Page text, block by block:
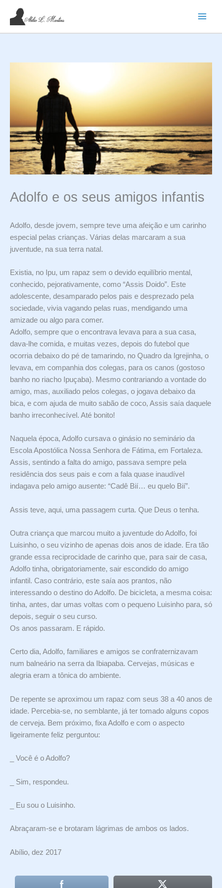
para
Adolfo e os seus amigos infantis
Adolfo, desde jovem, sempre teve uma afeição e um carinho
especial pelas crianças. Várias delas marcaram a sua
juventude, na sua terra natal.
Existia, no Ipu, um rapaz sem o devido equilíbrio mental,
conhecido, pejorativamente, como “Assis Doido”. Este
adolescente, desamparado pelos pais e desprezado pela
sociedade, vivia vagando pelas ruas, mendigando uma
amizade ou algo para comer.
Adolfo, sempre que o encontrava levava para a sua casa,
dava-lhe comida, e muitas vezes, depois do futebol que
ocorria debaixo do pé de tamarindo, no Quadro da Igrejinha, o
levava, em companhia dos colegas, para os canos (gostoso
banho no riacho Ipuçaba). Mesmo contrariando a vontade do
amigo, mas, auxiliado pelos colegas, o jogava debaixo da
bica, e com ajuda de muito sabão de coco, Assis saía daquele
banho irreconhecível. Até bonito!
Naquela época, Adolfo cursava o ginásio no seminário da
Escola Apostólica Nossa Senhora de Fátima, em Fortaleza.
Assis, sentindo a falta do amigo, passava sempre pela
residência dos seus pais e com a fala quase inaudível
indagava pelo amigo ausente: “Cadê Bií… eu quelo Bií”.
Assis teve, aqui, uma passagem curta. Que Deus o tenha.
Outra criança que marcou muito a juventude do Adolfo, foi
Luisinho, o seu vizinho de apenas dois anos de idade. Era tão
grande essa reciprocidade de carinho que, para sair de casa,
Adolfo tinha, obrigatoriamente, sair escondido do amigo
infantil. Caso contrário, este saía aos prantos, não
interessando o destino do Adolfo. De bicicleta, a mesma coisa:
tinha, antes, dar umas voltas com o pequeno Luisinho para, só
depois, seguir o seu curso.
Os anos passaram. E rápido.
Certo dia, Adolfo, familiares e amigos se confraternizavam
num balneário na serra da Ibiapaba. Cervejas, músicas e
alegria eram a tônica do ambiente.
De repente se aproximou um rapaz com seus 38 a 40 anos de
idade. Percebia-se, no semblante, já ter tomado alguns copos
de cerveja. Bem próximo, fixa Adolfo e com o aspecto
ligeiramente feliz perguntou:
_ Você é o Adolfo?
_ Sim, respondeu.
_ Eu sou o Luisinho.
Abraçaram-se e brotaram lágrimas de ambos os lados.
Abílio, dez 2017